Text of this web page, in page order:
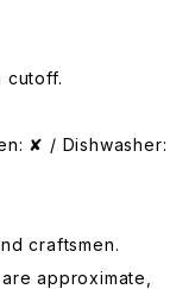
cutoff.
✘ / Dishwasher:
craftsmen.
approximate,